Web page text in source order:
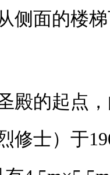
侧面的楼
殿的起点
修士）于